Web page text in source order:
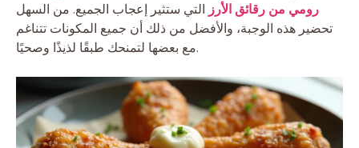
رومي من رقائق الأرز التي ستثير إعجاب الجميع. من السهل
تحضير هذه الوجبة، والأفضل من ذلك أن جميع المكونات تتناغم
مع بعضها لتمنحك طبقًا لذيذًا وصحيًا.